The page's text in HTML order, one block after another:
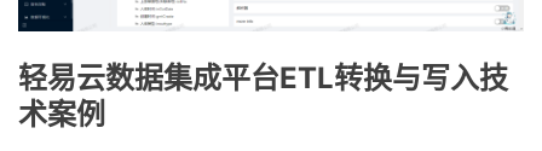
轻易云数据集成平台ETL转换与写入技
术案例